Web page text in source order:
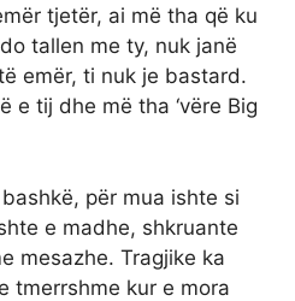
tjetër, ai më tha që ku
tallen me ty, nuk janë
emër, ti nuk je bastard.
e tij dhe më tha ‘vëre Big
për mua ishte si
e madhe, shkruante
mesazhe. Tragjike ka
tmerrshme kur e mora